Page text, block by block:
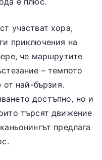
участват хора,
приключения на
че маршрутите
– темпото
от най-бързия.
достъпно, но и
търсят движение
предлага